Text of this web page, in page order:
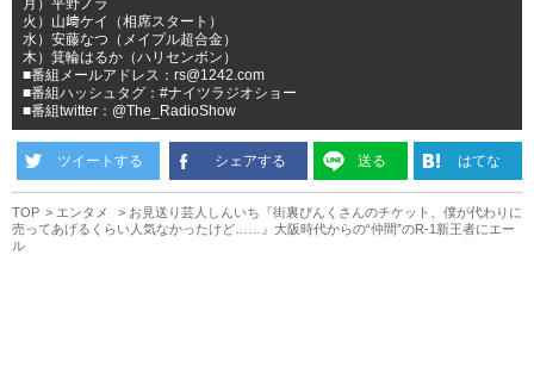
月）平野ノラ
火）山﨑ケイ（相席スタート）
水）安藤なつ（メイプル超合金）
木）箕輪はるか（ハリセンボン）
■番組メールアドレス：rs@1242.com
■番組ハッシュタグ：#ナイツラジオショー
■番組twitter：@The_RadioShow
ツイートする シェアする 送る はてな
TOP エンタメ
お見送り芸人しんいち『街裏ぴんくさんのチケット、僕が代わりに
売ってあげるくらい人気なかったけど……』大阪時代からの“仲間”のR-1新王者にエー
ル